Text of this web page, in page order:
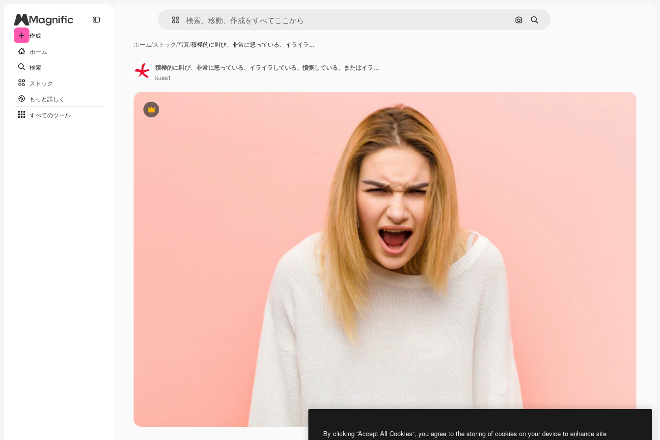
作成
ホーム
検索
ストック
もっと詳しく
すべてのツール
画像で検索
検索
ホーム/ストック/写真/積極的に叫び、非常に怒っている、イライラ…
Premium
積極的に叫び、非常に怒っている、イライラしている、憤慨している、またはイライラしているように見えます。
kues1
By clicking “Accept All Cookies”, you agree to the storing of cookies on your device to enhance site